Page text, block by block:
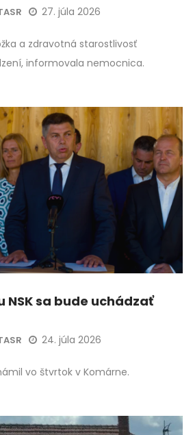
27. júla 2026
a zdravotná starostlivosť
informovala nemocnica.
NSK sa bude uchádzať
24. júla 2026
vo štvrtok v Komárne.